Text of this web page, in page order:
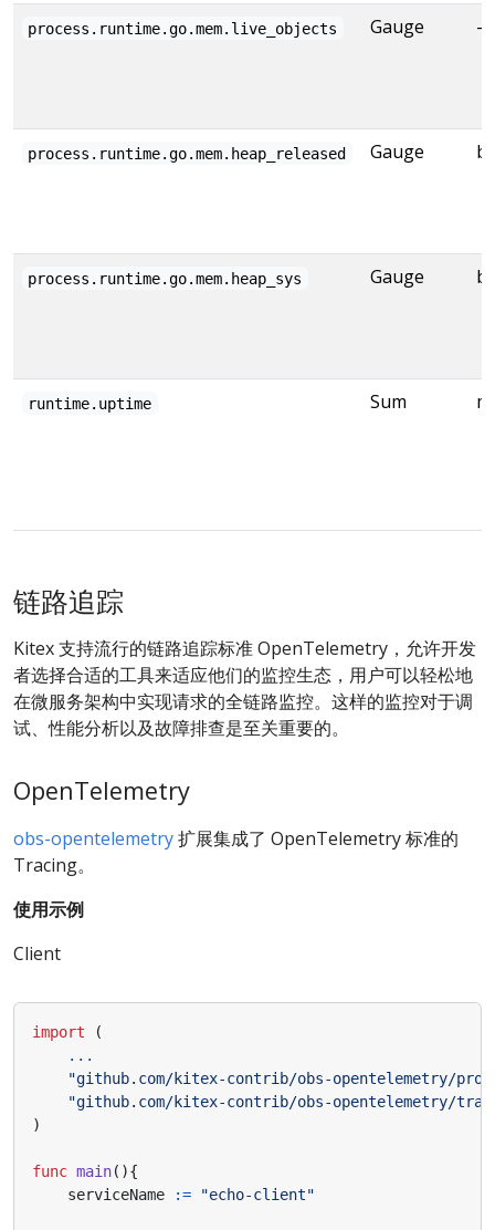
process.runtime.go.mem.live_objects Gauge -
process.runtime.go.mem.heap_released Gauge
process.runtime.go.mem.heap_sys Gauge
runtime.uptime Sum
链路追踪
Kitex 支持流行的链路追踪标准 OpenTelemetry，允许开发
者选择合适的工具来适应他们的监控生态，用户可以轻松地
在微服务架构中实现请求的全链路监控。这样的监控对于调
试、性能分析以及故障排查是至关重要的。
OpenTelemetry
obs-opentelemetry扩展集成了 OpenTelemetry 标准的
Tracing。
使用示例
Client
import
(
...
"github.com/kitex-contrib/obs-opentelemetry/
"github.com/kitex-contrib/obs-opentelemetry/
)
func main(){
serviceName
:= "echo-client"